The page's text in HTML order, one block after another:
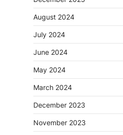
August 2024
July 2024
June 2024
May 2024
March 2024
December 2023
November 2023